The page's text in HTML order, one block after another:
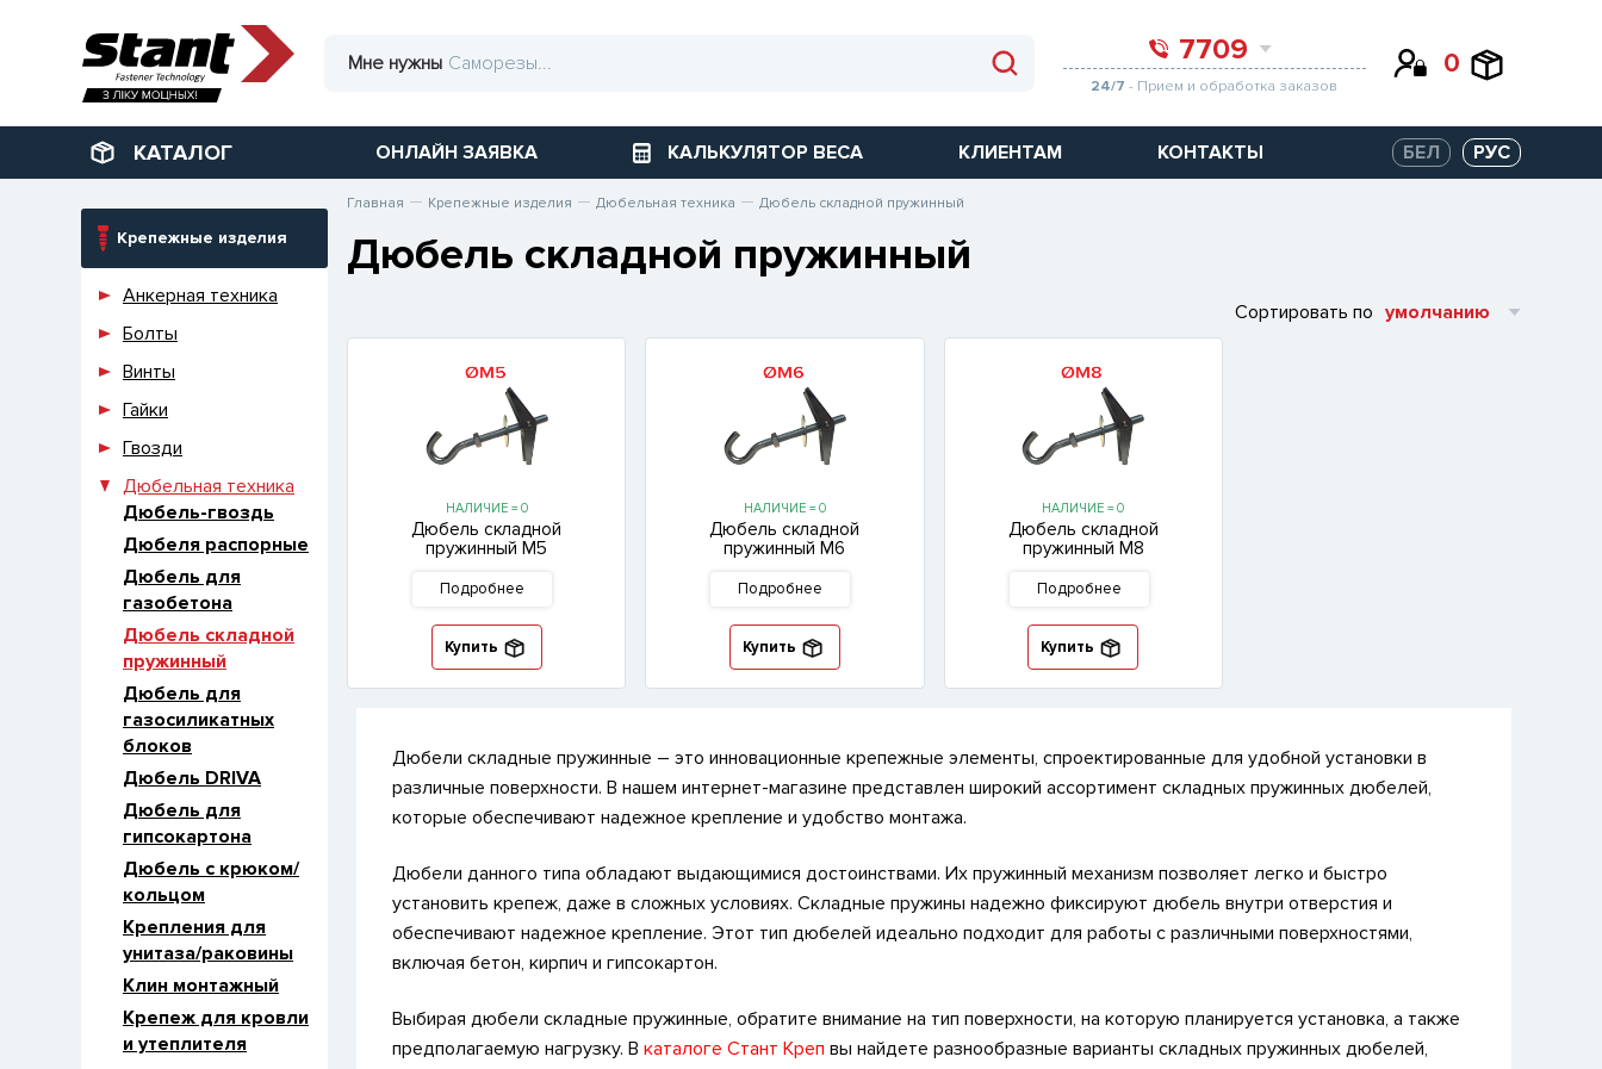
Мне нужны 7709
24/7 - Прием и обработка заказов
0
КАТАЛОГ ОНЛАЙН ЗАЯВКА КАЛЬКУЛЯТОР ВЕСА КЛИЕНТАМ КОНТАКТЫ БЕЛ РУС
Крепежные изделия
Анкерная техника
Болты
Винты
Гайки
Гвозди
Дюбельная техника
Дюбель-гвоздь
Дюбеля распорные
Дюбель для
газобетона
Дюбель складной
пружинный
Дюбель для
газосиликатных
блоков
Дюбель DRIVA
Дюбель для
гипсокартона
Дюбель с крюком/
кольцом
Крепления для
унитаза/раковины
Клин монтажный
Крепеж для кровли
и утеплителя
Главная Крепежные изделия Дюбельная техника Дюбель складной пружинный
Дюбель складной пружинный
Сортировать по умолчанию
НАЛИЧИЕ = 0
Дюбель складной
пружинный М5
Подробнее
Купить
НАЛИЧИЕ = 0
Дюбель складной
пружинный М6
Подробнее
Купить
НАЛИЧИЕ = 0
Дюбель складной
пружинный М8
Подробнее
Купить
Дюбели складные пружинные – это инновационные крепежные элементы, спроектированные для удобной установки в
различные поверхности. В нашем интернет-магазине представлен широкий ассортимент складных пружинных дюбелей,
которые обеспечивают надежное крепление и удобство монтажа.
Дюбели данного типа обладают выдающимися достоинствами. Их пружинный механизм позволяет легко и быстро
установить крепеж, даже в сложных условиях. Складные пружины надежно фиксируют дюбель внутри отверстия и
обеспечивают надежное крепление. Этот тип дюбелей идеально подходит для работы с различными поверхностями,
включая бетон, кирпич и гипсокартон.
Выбирая дюбели складные пружинные, обратите внимание на тип поверхности, на которую планируется установка, а также
предполагаемую нагрузку. В каталоге Стант Креп вы найдете разнообразные варианты складных пружинных дюбелей,